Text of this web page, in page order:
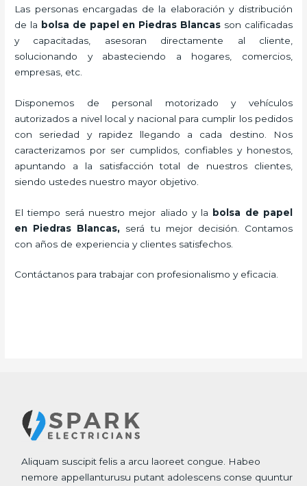
Las personas encargadas de la elaboración y distribución
de la bolsa de papel en Piedras Blancas son calificadas
y capacitadas, asesoran directamente al cliente,
solucionando y abasteciendo a hogares, comercios,
empresas, etc.
Disponemos de personal motorizado y vehículos
autorizados a nivel local y nacional para cumplir los pedidos
con seriedad y rapidez llegando a cada destino. Nos
caracterizamos por ser cumplidos, confiables y honestos,
apuntando a la satisfacción total de nuestros clientes,
siendo ustedes nuestro mayor objetivo.
El tiempo será nuestro mejor aliado y la bolsa de papel
en Piedras Blancas, será tu mejor decisión. Contamos
con años de experiencia y clientes satisfechos.
Contáctanos para trabajar con profesionalismo y eficacia.
Aliquam suscipit felis a arcu laoreet congue. Habeo
nemore appellanturusu putant adolescens conse quuntur